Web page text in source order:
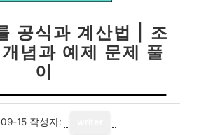
공식과 계산법 | 조
념과 예제 문제 풀
이
15 작성자: